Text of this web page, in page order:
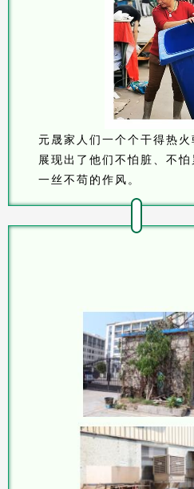
元晟家人们一个个干得热火
展现出了他们不怕脏、不
一丝不苟的作风。